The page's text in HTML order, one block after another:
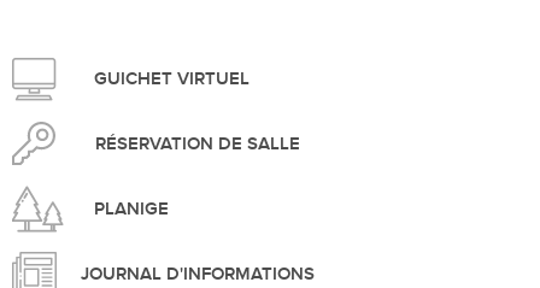
GUICHET VIRTUEL
RÉSERVATION DE SALLE
PLANIGE
JOURNAL D'INFORMATIONS